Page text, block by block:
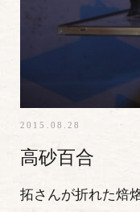
2015.08.28
高砂百合
拓さんが折れた焙